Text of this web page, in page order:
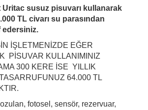
Uritac susuz pisuvarı kullanarak
TL civarı su parasından
edersiniz.
İŞLETMENİZDE EĞER
PİSUVAR KULLANIMINIZ
300 KERE İSE YILLIK
64.000 TL
fotosel, sensör, rezervuar,